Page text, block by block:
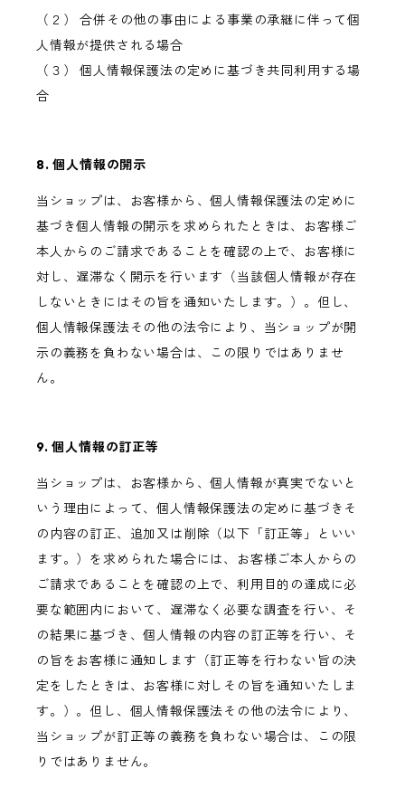
（２） 合併その他の事由による事業の承継に伴って個
人情報が提供される場合
（３） 個人情報保護法の定めに基づき共同利用する場
合
8. 個人情報の開示
当ショップは、お客様から、個人情報保護法の定めに
基づき個人情報の開示を求められたときは、お客様ご
本人からのご請求であることを確認の上で、お客様に
対し、遅滞なく開示を行います（当該個人情報が存在
しないときにはその旨を通知いたします。）。但し、
個人情報保護法その他の法令により、当ショップが開
示の義務を負わない場合は、この限りではありませ
ん。
9. 個人情報の訂正等
当ショップは、お客様から、個人情報が真実でないと
いう理由によって、個人情報保護法の定めに基づきそ
の内容の訂正、追加又は削除（以下「訂正等」といい
ます。）を求められた場合には、お客様ご本人からの
ご請求であることを確認の上で、利用目的の達成に必
要な範囲内において、遅滞なく必要な調査を行い、そ
の結果に基づき、個人情報の内容の訂正等を行い、そ
の旨をお客様に通知します（訂正等を行わない旨の決
定をしたときは、お客様に対しその旨を通知いたしま
す。）。但し、個人情報保護法その他の法令により、
当ショップが訂正等の義務を負わない場合は、この限
りではありません。